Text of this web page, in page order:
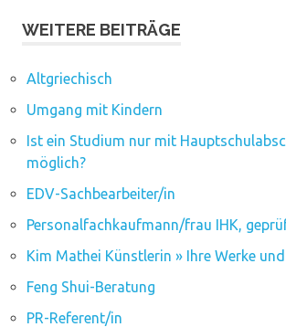
WEITERE BEITRÄGE
Altgriechisch
Umgang mit Kindern
Ist ein Studium nur mit
möglich?
EDV-Sachbearbeiter/in
Personalfachkaufmann/frau IHK,
Kim Mathei Künstlerin » Ihre Werke
Feng Shui-Beratung
PR-Referent/in